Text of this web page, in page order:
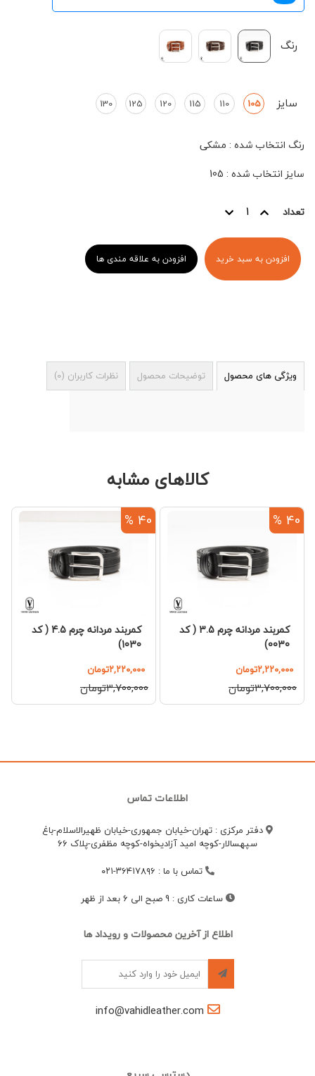
رنگ
سایز 105
110
115
120
125
130
رنگ انتخاب شده : مشکی
سایز انتخاب شده :
105
تعداد
افزودن به سبد خرید افزودن به علاقه مندی ها
ویژگی های محصول توضیحات محصول نظرات کاربران (
0
)
کالاهای مشابه
40 %
کمربند مردانه چرم 3.5 ( کد
0030)
۲,۲۲۰,۰۰۰تومان
۳,۷۰۰,۰۰۰تومان
40 %
کمربند مردانه چرم 4.5 ( کد
1030)
۲,۲۲۰,۰۰۰تومان
۳,۷۰۰,۰۰۰تومان
اطلاعات تماس
دفتر مرکزی : تهران-خیابان جمهوری-خیابان ظهیرالاسلام-باغ
سپهسالار-کوچه امید آزادیخواه-کوچه مظفری-پلاک 66
تماس با ما : ۳۶۴۱۷۸۹۶-۰۲۱
ساعات کاری : 9 صبح الی 6 بعد از ظهر
اطلاع از آخرین محصولات و رویداد ها
info@vahidleather.com